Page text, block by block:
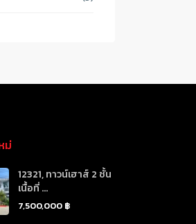
ม่
12321, ทาวน์เฮาส์ 2 ชั้น
เนื้อที่ ...
7,500,000 ฿